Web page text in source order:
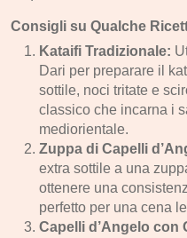
Consigli su Qualche
Kataifi Tradizionale:
Dari per preparare il
sottile, noci tritate e
classico che incarna i
mediorientale.
Zuppa di Capelli
extra sottile a una
ottenere una
perfetto per una cena
Capelli d’Angelo con